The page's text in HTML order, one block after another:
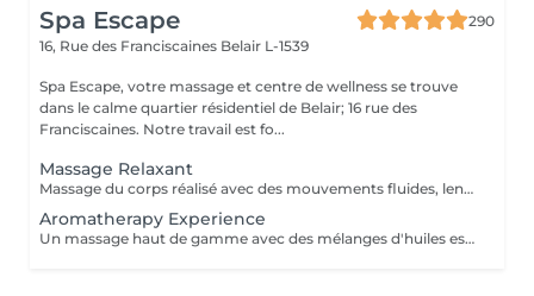
Spa Escape
290
16, Rue des Franciscaines Belair L-1539
Spa Escape, votre massage et centre de wellness se trouve
dans le calme quartier résidentiel de Belair; 16 rue des
Franciscaines. Notre travail est fo...
Massage Relaxant
Massage du corps réalisé avec des mouvements fluides, lents et enveloppants qui avec une pression légère, vous offrira une détente profonde du corps et de l'esprit. Ce soin commence par un rafraîchissement stimulant des pieds pour favoriser la circulation sanguine et la relaxation. Pression légère à médium
Aromatherapy Experience
Un massage haut de gamme avec des mélanges d'huiles essentielles bio pour vous relaxer et vous revitaliser. Les techniques de massage et les huiles sont soigneusement sélectionnés et adaptés à chaque personne selon vos besoins spécifiques.Ce soin commence par un rafraîchissement stimulant des pieds pour favoriser la circulation sanguine et la relaxation.